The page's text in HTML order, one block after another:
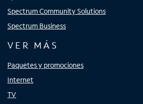
Spectrum Community Solutions
Spectrum Business
VER MÁS
Paquetes y promociones
Internet
TV